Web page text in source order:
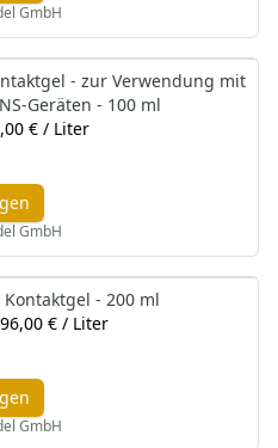
GmbH
- zur Verwendung mit
Geräten - 100 ml
€ / Liter
GmbH
- 200 ml
€ / Liter
GmbH